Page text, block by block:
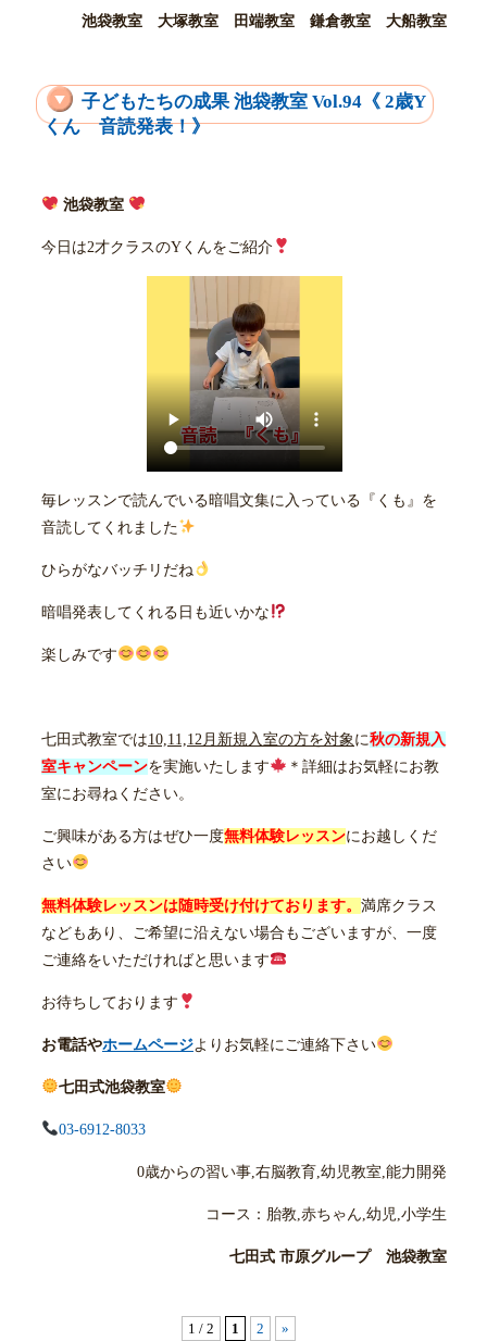
池袋教室 大塚教室 田端教室 鎌倉教室 大船教室
子どもたちの成果 池袋教室 Vol.94《 2歳Y
くん 音読発表！》
池袋教室
今日は2才クラスのYくんをご紹介
毎レッスンで読んでいる暗唱文集に入っている『くも』を
音読してくれました
ひらがなバッチリだね
暗唱発表してくれる日も近いかな
楽しみです
七田式教室では10,11,12月新規入室の方を対象に秋の新規入
室キャンペーンを実施いたします
＊詳細はお気軽にお教
室にお尋ねください。
ご興味がある方はぜひ一度無料体験レッスンにお越しくだ
さい
無料体験レッスンは随時受け付けております。 満席クラス
などもあり、ご希望に沿えない場合もございますが、一度
ご連絡をいただければと思います
お待ちしております
お電話やホームページよりお気軽にご連絡下さい
七田式池袋教室
03-6912-8033
0歳からの習い事,右脳教育,幼児教室,能力開発
コース：胎教,赤ちゃん,幼児,小学生
七田式 市原グループ 池袋教室
1 / 2 1 2 »